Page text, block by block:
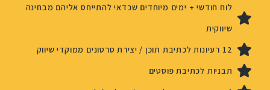
לוח חודשי + ימים מיוחדים שכדאי להתייחס אליהם מבחינה
שיווקית
12 רעיונות לכתיבת תוכן / יצירת סרטונים ממוקדי שיווק
תבניות לכתיבת פוסטים